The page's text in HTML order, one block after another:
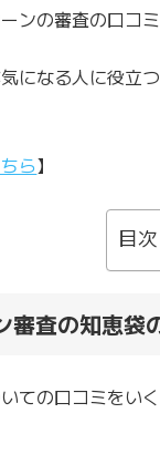
ンの審査の口コ
になる人に役立
ら】
目次
審査の知恵袋
ての口コミをい